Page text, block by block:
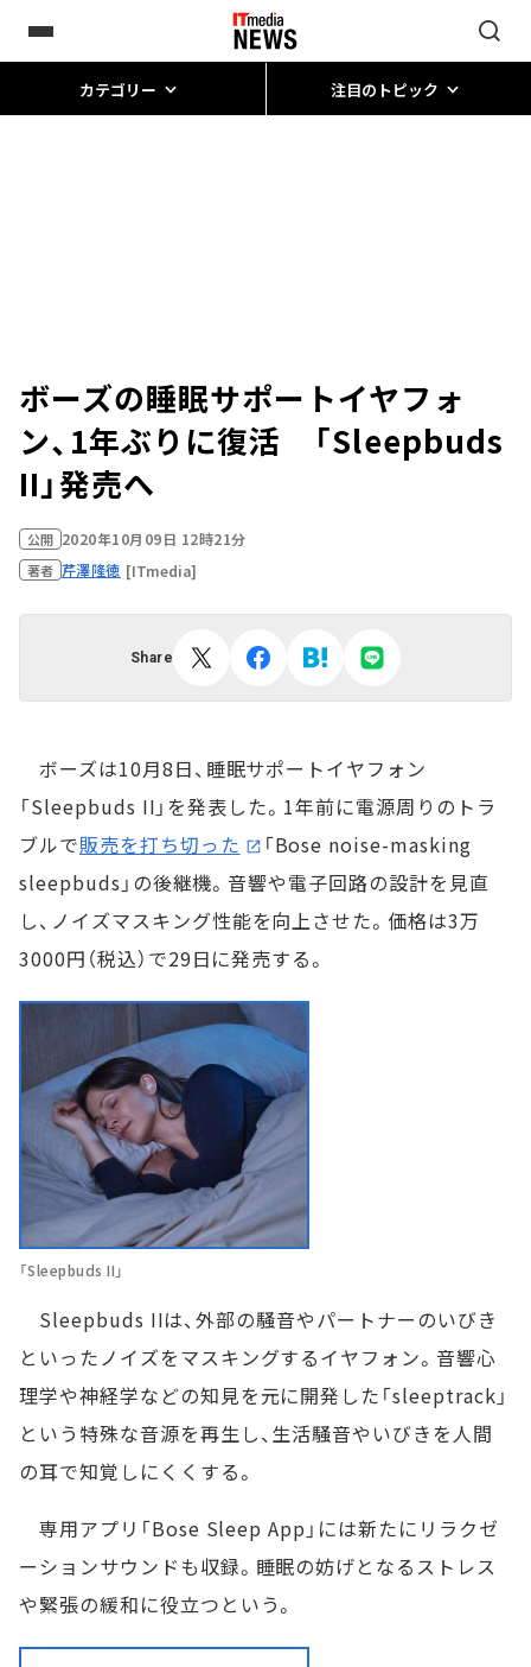
カテゴリー 注目のトピック
ボーズの睡眠サポートイヤフォ
ン、1年ぶりに復活 「Sleepbuds
II」発売へ
公開 2020年10月09日 12時21分
著者 芹澤隆徳 [ITmedia]
Share
ボーズは10月8日、睡眠サポートイヤフォン
「Sleepbuds II」を発表した。1年前に電源周りのトラ
ブルで販売を打ち切った
「Bose noise-masking
sleepbuds」の後継機。音響や電子回路の設計を見直
し、ノイズマスキング性能を向上させた。価格は3万
3000円（税込）で29日に発売する。
「Sleepbuds II」
Sleepbuds IIは、外部の騒音やパートナーのいびき
といったノイズをマスキングするイヤフォン。音響心
理学や神経学などの知見を元に開発した「sleeptrack」
という特殊な音源を再生し、生活騒音やいびきを人間
の耳で知覚しにくくする。
専用アプリ「Bose Sleep App」には新たにリラクゼ
ーションサウンドも収録。睡眠の妨げとなるストレス
や緊張の緩和に役立つという。